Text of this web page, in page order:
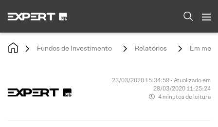
Fundos de Investimento Relatórios Em
23/03/2020 15:34:59 • Atualizado em
28/03/2020 11:25:24
4 minutos de leitura